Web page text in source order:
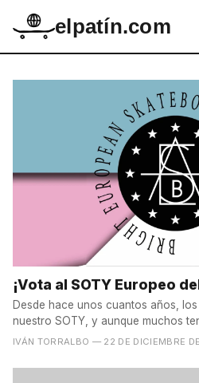
elpatín.com
¡Vota al SOTY Europeo
Desde hace unos cuantos años,
nuestro SOTY, y aunque muchos
IVÁN TORRALBO — 22 DE DICIEMBRE